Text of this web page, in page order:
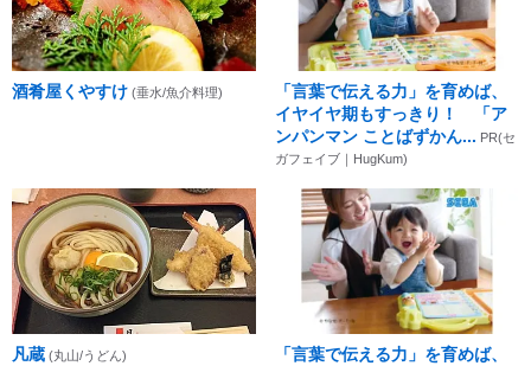
酒肴屋くやすけ (垂水/魚介料理)
「言葉で伝える力」を育めば、
イヤイヤ期もすっきり！ 「ア
ンパンマン ことばずかん... PR(セ
ガフェイブ｜HugKum)
凡蔵 (丸山/うどん)
「言葉で伝える力」を育めば、